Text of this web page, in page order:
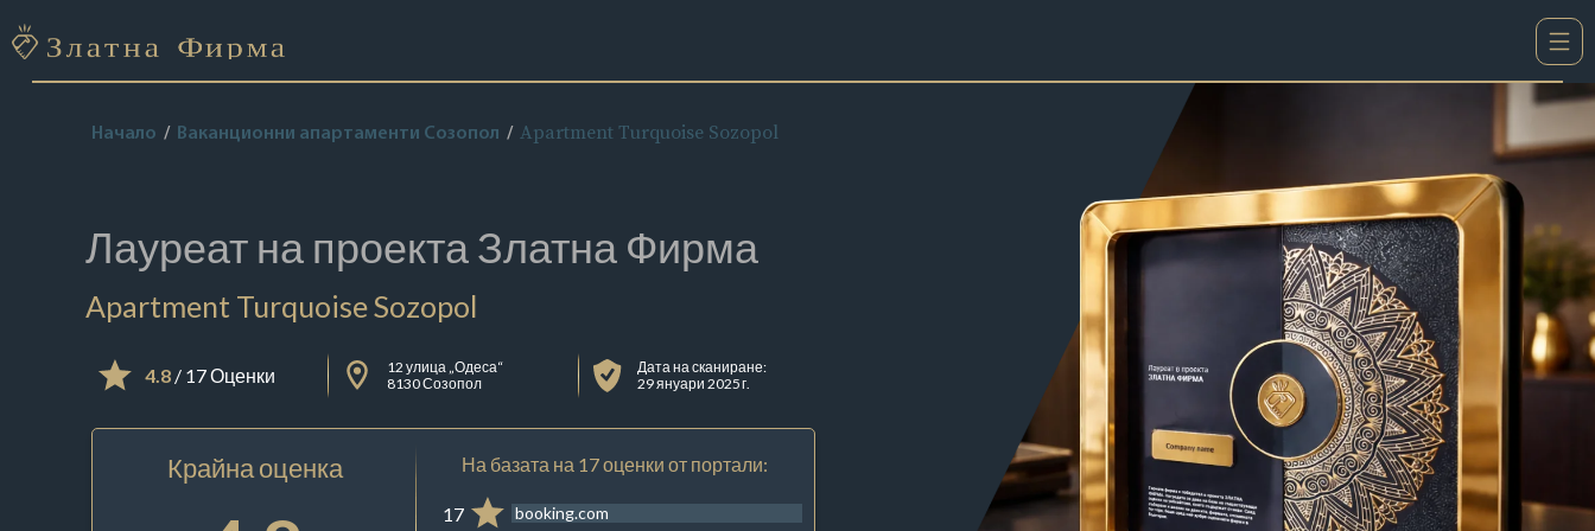
Начало Ваканционни апартаменти Созопол Apartment Turquoise Sozopol
Лауреат на проектаЗлатна Фирма
Apartment Turquoise Sozopol
4.8/ 17 Оценки
12 улица „Одеса“
8130 Созопол
Дата на сканиране:
29 януари 2025 г.
Крайна оценка На базата на 17 оценки от портали:
17 booking.com